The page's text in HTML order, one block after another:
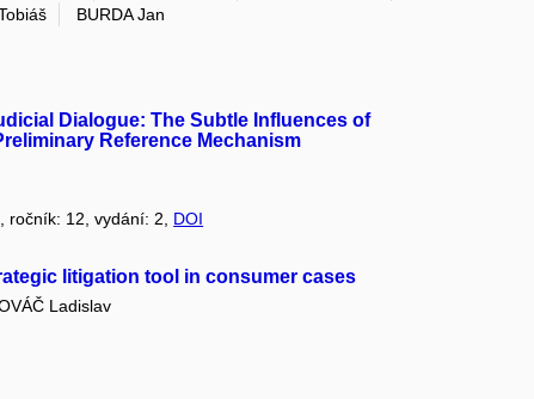
BURDA Jan
Dialogue: The Subtle Influences of
Reference Mechanism
ročník: 12, vydání: 2, DOI
litigation tool in consumer cases
Ladislav